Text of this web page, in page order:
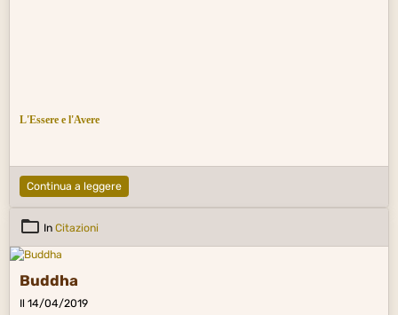
L'Essere e l'Avere
Continua a leggere
In Citazioni
Buddha
Il 14/04/2019